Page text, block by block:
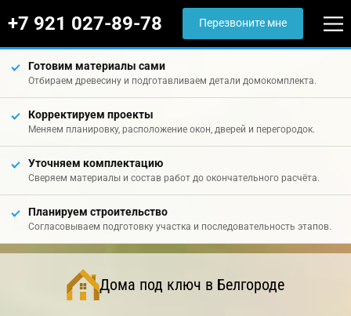
+7 921 027-89-78 Перезвоните мне
Готовим материалы сами
Отбираем древесину и подготавливаем детали домокомплекта.
Корректируем проекты
Меняем планировку, расположение окон, дверей и перегородок.
Уточняем комплектацию
Сверяем материалы и состав работ до окончательного расчёта.
Планируем строительство
Согласовываем подготовку участка и последовательность этапов.
Дома под ключ в Белгороде